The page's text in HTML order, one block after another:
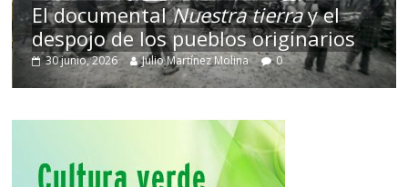
El documentalNuestra tierray el
despojo de los pueblos originarios
30 junio, 2026 Julio Martínez Molina 0